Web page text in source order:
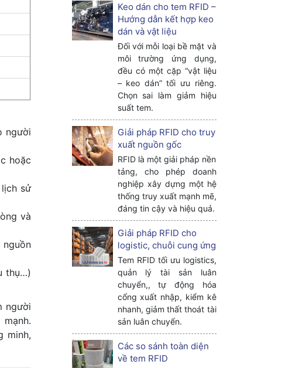
người
hoặc
sử
và
nguồn
thụ…)
người
minh,
Keo dán cho tem RFID –
Hướng dẫn kết hợp keo
dán và vật liệu
Đối với mỗi loại bề mặt và
môi trường ứng dụng,
đều có một cặp “vật liệu
– keo dán” tối ưu riêng.
Chọn sai làm giảm hiệu
suất tem.
Giải pháp RFID cho truy
xuất nguồn gốc
RFID là một giải pháp nền
tảng, cho phép doanh
nghiệp xây dựng một hệ
thống truy xuất mạnh mẽ,
đáng tin cậy và hiệu quả.
Giải pháp RFID cho
logistic, chuỗi cung ứng
Tem RFID tối ưu logistics,
quản lý tài sản luân
chuyển,, tự động hóa
cổng xuất nhập, kiểm kê
nhanh, giảm thất thoát tài
sản luân chuyển.
Các so sánh toàn diện
về tem RFID